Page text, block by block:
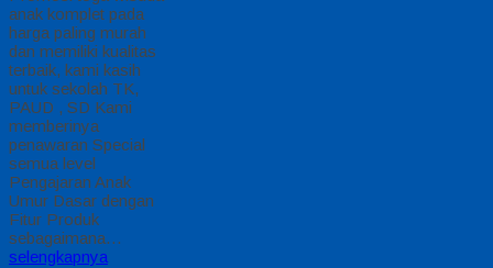
anak komplet pada
harga paling murah
dan memiliki kualitas
terbaik, kami kasih
untuk sekolah TK,
PAUD , SD Kami
memberinya
penawaran Special
semua level
Pengajaran Anak
Umur Dasar dengan
Fitur Produk
sebagaimana…
selengkapnya